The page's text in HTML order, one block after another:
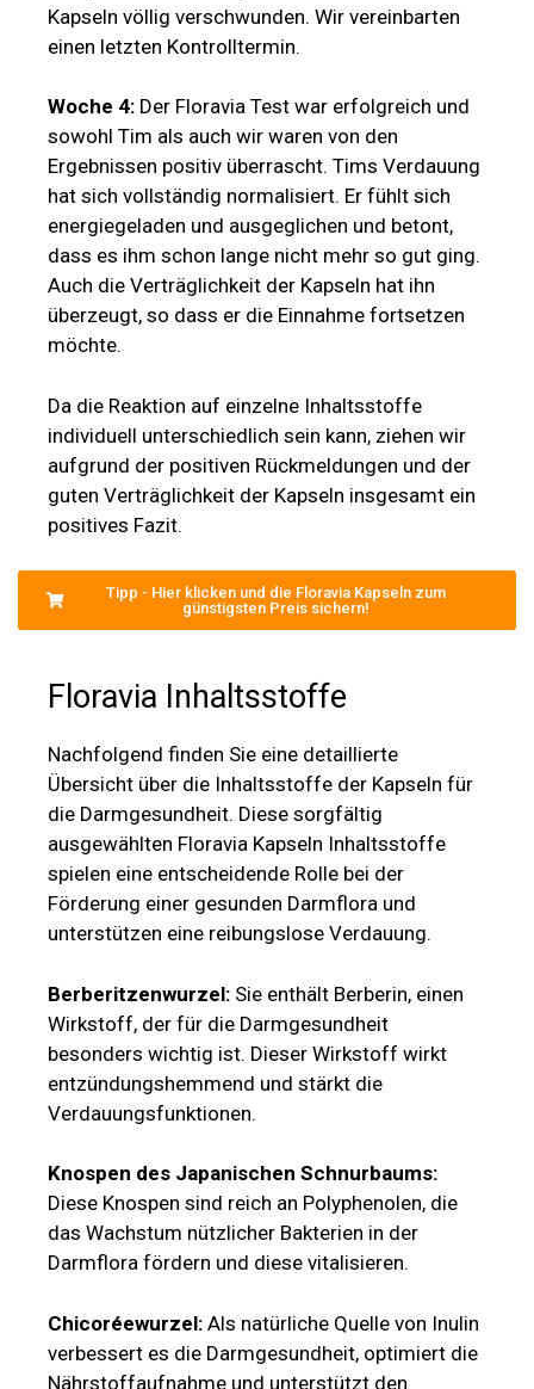
Kapseln völlig verschwunden. Wir vereinbarten
einen letzten Kontrolltermin.
Woche 4: Der Floravia Test war erfolgreich und
sowohl Tim als auch wir waren von den
Ergebnissen positiv überrascht. Tims Verdauung
hat sich vollständig normalisiert. Er fühlt sich
energiegeladen und ausgeglichen und betont,
dass es ihm schon lange nicht mehr so gut ging.
Auch die Verträglichkeit der Kapseln hat ihn
überzeugt, so dass er die Einnahme fortsetzen
möchte.
Da die Reaktion auf einzelne Inhaltsstoffe
individuell unterschiedlich sein kann, ziehen wir
aufgrund der positiven Rückmeldungen und der
guten Verträglichkeit der Kapseln insgesamt ein
positives Fazit.
Tipp - Hier klicken und die Floravia Kapseln zum
günstigsten Preis sichern!
Floravia Inhaltsstoffe
Nachfolgend finden Sie eine detaillierte
Übersicht über die Inhaltsstoffe der Kapseln für
die Darmgesundheit. Diese sorgfältig
ausgewählten Floravia Kapseln Inhaltsstoffe
spielen eine entscheidende Rolle bei der
Förderung einer gesunden Darmflora und
unterstützen eine reibungslose Verdauung.
Berberitzenwurzel: Sie enthält Berberin, einen
Wirkstoff, der für die Darmgesundheit
besonders wichtig ist. Dieser Wirkstoff wirkt
entzündungshemmend und stärkt die
Verdauungsfunktionen.
Knospen des Japanischen Schnurbaums:
Diese Knospen sind reich an Polyphenolen, die
das Wachstum nützlicher Bakterien in der
Darmflora fördern und diese vitalisieren.
Chicoréewurzel: Als natürliche Quelle von Inulin
verbessert es die Darmgesundheit, optimiert die
Nährstoffaufnahme und unterstützt den